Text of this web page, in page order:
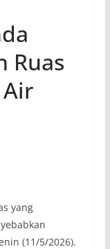
Ruas
yang
(11/5/2026).